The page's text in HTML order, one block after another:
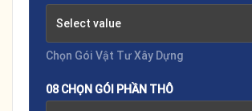
Select value
Chọn Gói Vật Tư Xây Dựng
08 CHỌN GÓI PHẦN THÔ